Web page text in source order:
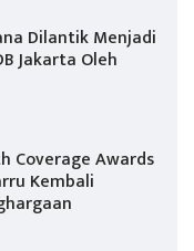
Dilantik Menjadi
Jakarta Oleh
Coverage Awards
Kembali